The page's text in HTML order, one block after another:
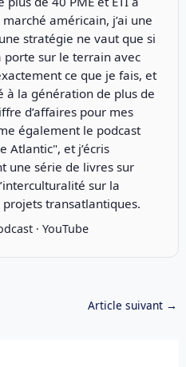
américain, j’ai une
stratégie ne vaut que si
porte sur le terrain avec
ce que je fais, et
à la génération de plus de
d’affaires pour mes
également le podcast
Atlantic", et j’écris
une série de livres sur
sur la
projets transatlantiques.
· YouTube
Article suivant →